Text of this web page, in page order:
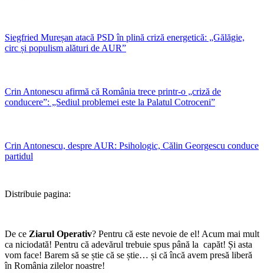
Siegfried Mureșan atacă PSD în plină criză energetică: „Gălăgie,
circ și populism alături de AUR”
Crin Antonescu afirmă că România trece printr-o „criză de
conducere”: „Sediul problemei este la Palatul Cotroceni”
Crin Antonescu, despre AUR: Psihologic, Călin Georgescu conduce
partidul
Distribuie pagina:
De ce Ziarul Operativ? Pentru că este nevoie de el! Acum mai mult
ca niciodată! Pentru că adevărul trebuie spus până la capăt! Și asta
vom face! Barem să se știe că se știe… și că încă avem presă liberă
în România zilelor noastre!